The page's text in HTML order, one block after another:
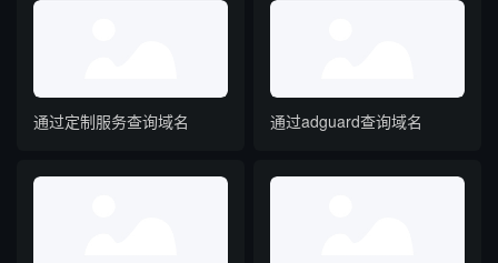
通过定制服务查询域名 通过adguard查询域名